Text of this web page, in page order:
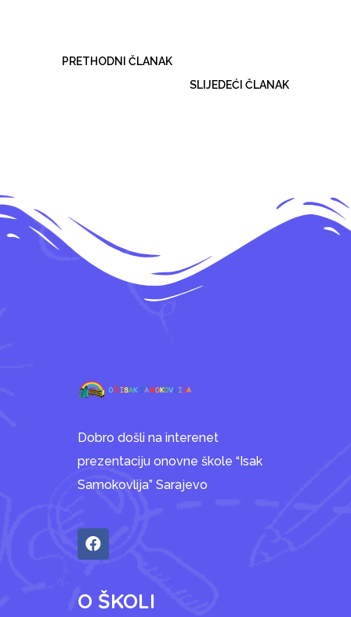
PRETHODNI ČLANAK
SLIJEDEĆI ČLANAK
Dobro došli na interenet
prezentaciju onovne škole “Isak
Samokovlija” Sarajevo
O ŠKOLI